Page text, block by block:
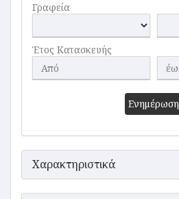
Γραφεία
Έτος Κατασκευής
Ενημέρωση
Χαρακτηριστικά